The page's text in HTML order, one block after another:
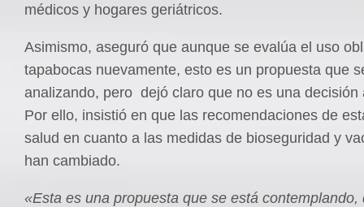
médicos y hogares geriátricos.
Asimismo, aseguró que aunque se evalúa el uso
tapabocas nuevamente, esto es un propuesta que
analizando, pero dejó claro que no es una decisión
Por ello, insistió en que las recomendaciones de
salud en cuanto a las medidas de bioseguridad y
han cambiado.
«Esta es una propuesta que se está contemplando,